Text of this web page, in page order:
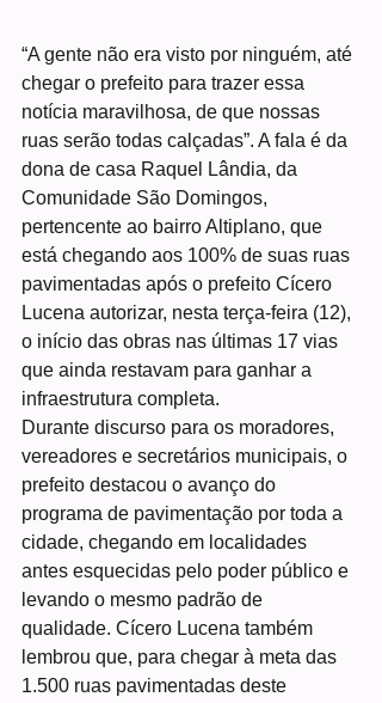
“A gente não era visto por ninguém, até
chegar o prefeito para trazer essa
notícia maravilhosa, de que nossas
ruas serão todas calçadas”. A fala é da
dona de casa Raquel Lândia, da
Comunidade São Domingos,
pertencente ao bairro Altiplano, que
está chegando aos 100% de suas ruas
pavimentadas após o prefeito Cícero
Lucena autorizar, nesta terça-feira (12),
o início das obras nas últimas 17 vias
que ainda restavam para ganhar a
infraestrutura completa.
Durante discurso para os moradores,
vereadores e secretários municipais, o
prefeito destacou o avanço do
programa de pavimentação por toda a
cidade, chegando em localidades
antes esquecidas pelo poder público e
levando o mesmo padrão de
qualidade. Cícero Lucena também
lembrou que, para chegar à meta das
1.500 ruas pavimentadas deste